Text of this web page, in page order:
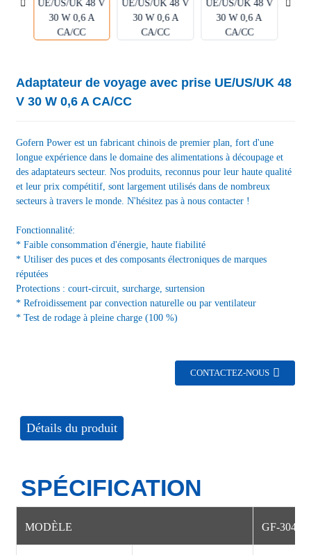
Adaptateur de voyage avec prise UE/US/UK 48
V 30 W 0,6 A CA/CC
Gofern Power est un fabricant chinois de premier plan, fort d'une
longue expérience dans le domaine des alimentations à découpage et
des adaptateurs secteur. Nos produits, reconnus pour leur haute qualité
et leur prix compétitif, sont largement utilisés dans de nombreux
secteurs à travers le monde. N'hésitez pas à nous contacter !
Fonctionnalité:
* Faible consommation d'énergie, haute fiabilité
* Utiliser des puces et des composants électroniques de marques
réputées
Protections : court-circuit, surcharge, surtension
* Refroidissement par convection naturelle ou par ventilateur
* Test de rodage à pleine charge (100 %)
CONTACTEZ-NOUS
Détails du produit
SPÉCIFICATION
MODÈLE GF-